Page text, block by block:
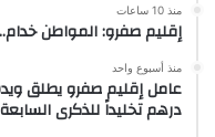
منذ 10 ساعات
إقليم صفرو: المواطن
منذ أسبوع واحد
درهم تخليداً للذكرى